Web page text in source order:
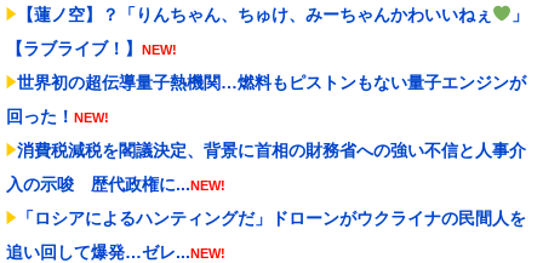
【蓮ノ空】？「りんちゃん、ちゅけ、みーちゃんかわいいねぇ
」
【ラブライブ！】
NEW!
世界初の超伝導量子熱機関…燃料もピストンもない量子エンジンが
回った！ NEW!
消費税減税を閣議決定、背景に首相の財務省への強い不信と人事介
入の示唆 歴代政権に...NEW!
「ロシアによるハンティングだ」ドローンがウクライナの民間人を
追い回して爆発…ゼレ...NEW!